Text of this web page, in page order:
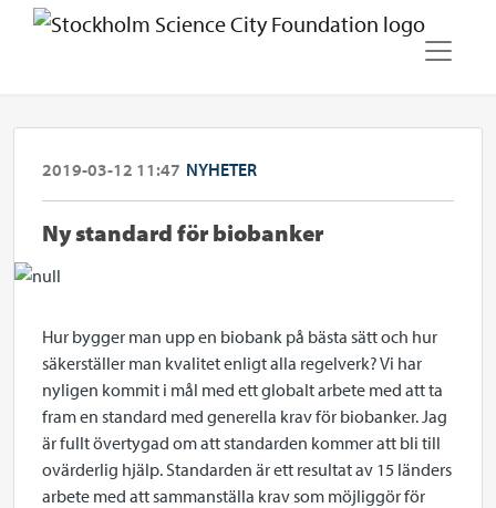
2019-03-12 11:47 NYHETER
Ny standard för biobanker
Hur bygger man upp en biobank på bästa sätt och hur
säkerställer man kvalitet enligt alla regelverk? Vi har
nyligen kommit i mål med ett globalt arbete med att ta
fram en standard med generella krav för biobanker. Jag
är fullt övertygad om att standarden kommer att bli till
ovärderlig hjälp. Standarden är ett resultat av 15 länders
arbete med att sammanställa krav som möjliggör för